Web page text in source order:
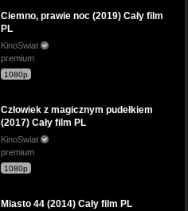
Ciemno, prawie noc (2019) Cały film
PL
KinoSwiat
premium
1080p
Człowiek z magicznym pudełkiem
(2017) Cały film PL
KinoSwiat
premium
1080p
Miasto 44 (2014) Cały film PL